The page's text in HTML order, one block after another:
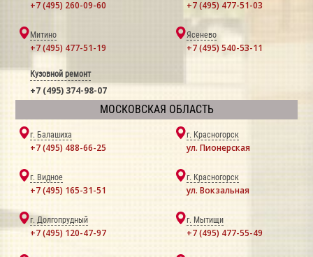
+7 (495) 260-09-60 +7 (495) 477-51-03
Митино
+7 (495) 477-51-19
Ясенево
+7 (495) 540-53-11
Кузовной ремонт
+7 (495) 374-98-07
МОСКОВСКАЯ ОБЛАСТЬ
г. Балашиха
+7 (495) 488-66-25
г. Красногорск
ул. Пионерская
г. Видное
+7 (495) 165-31-51
г. Красногорск
ул. Вокзальная
г. Долгопрудный
+7 (495) 120-47-97
г. Мытищи
+7 (495) 477-55-49